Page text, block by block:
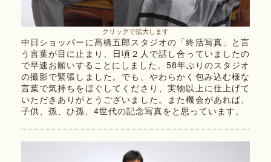
クリックで拡大します
中日ショッパーに髙橋五郎スタジオの「終活写真」と言
う言葉が目に止まり、日頃２人で話し合っていましたの
で早速お願いすることにしました。58年ぶりのスタジオ
の撮影で緊張しました。でも、やわらかく包み込む様な
言葉で気持ちをほぐしてくださり、実物以上に仕上げて
いただきありがとうございました。また機会があれば、
子供、孫、ひ孫、4世代の記念写真をと思っています。